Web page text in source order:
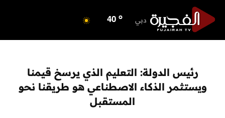
دبي 40 o
40 o
o
40 o
رئيس الدولة: التعليم الذي يرسخ قيمنا
ويستثمر الذكاء الاصطناعي هو طريقنا نحو
المستقبل